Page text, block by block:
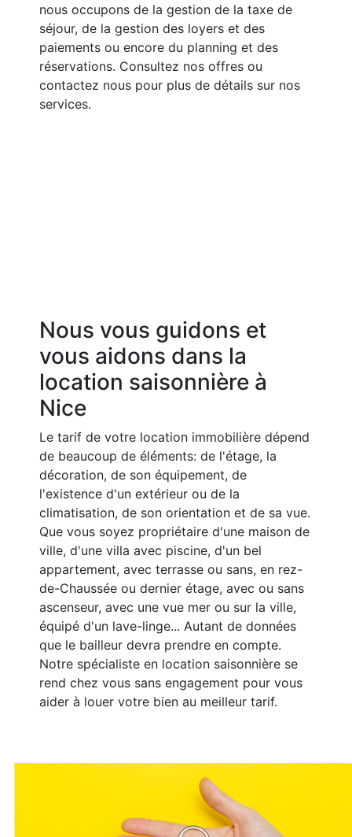
nous occupons de la gestion de la taxe de
séjour, de la gestion des loyers et des
paiements ou encore du planning et des
réservations. Consultez nos offres ou
contactez nous pour plus de détails sur nos
services.
Nous vous guidons et
vous aidons dans la
location saisonnière à
Nice
Le tarif de votre location immobilière dépend
de beaucoup de éléments: de l'étage, la
décoration, de son équipement, de
l'existence d'un extérieur ou de la
climatisation, de son orientation et de sa vue.
Que vous soyez propriétaire d'une maison de
ville, d'une villa avec piscine, d'un bel
appartement, avec terrasse ou sans, en rez-
de-Chaussée ou dernier étage, avec ou sans
ascenseur, avec une vue mer ou sur la ville,
équipé d'un lave-linge... Autant de données
que le bailleur devra prendre en compte.
Notre spécialiste en location saisonnière se
rend chez vous sans engagement pour vous
aider à louer votre bien au meilleur tarif.